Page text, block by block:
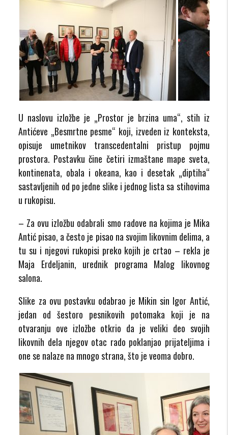
U naslovu izložbe je „Prostor je brzina uma“, stih iz
Antićeve „Besmrtne pesme“ koji, izveden iz konteksta,
opisuje umetnikov transcedentalni pristup pojmu
prostora. Postavku čine četiri izmaštane mape sveta,
kontinenata, obala i okeana, kao i desetak „diptiha“
sastavljenih od po jedne slike i jednog lista sa stihovima
u rukopisu.
– Za ovu izložbu odabrali smo radove na kojima je Mika
Antić pisao, a često je pisao na svojim likovnim delima, a
tu su i njegovi rukopisi preko kojih je crtao – rekla je
Maja Erdeljanin, urednik programa Malog likovnog
salona.
Slike za ovu postavku odabrao je Mikin sin Igor Antić,
jedan od šestoro pesnikovih potomaka koji je na
otvaranju ove izložbe otkrio da je veliki deo svojih
likovnih dela njegov otac rado poklanjao prijateljima i
one se nalaze na mnogo strana, što je veoma dobro.